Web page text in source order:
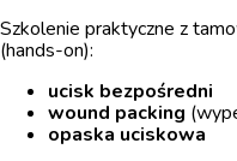
Szkolenie praktyczne z
(hands-on):
ucisk bezpośredni
wound packing
opaska uciskowa